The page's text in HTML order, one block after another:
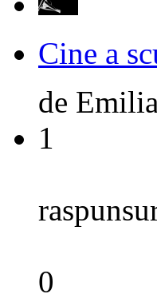
Cine a
de Emilia
1
0